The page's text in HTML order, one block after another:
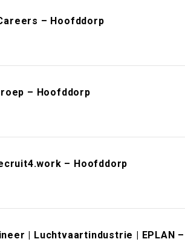
– Hoofddorp
– Hoofddorp
– Hoofddorp
| Luchtvaartindustrie | EPLAN –